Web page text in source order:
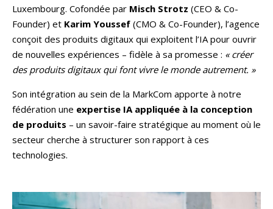
Luxembourg. Cofondée par Misch Strotz (CEO & Co-
Founder) et Karim Youssef (CMO & Co-Founder), l’agence
conçoit des produits digitaux qui exploitent l’IA pour ouvrir
de nouvelles expériences – fidèle à sa promesse : « créer
des produits digitaux qui font vivre le monde autrement. »
Son intégration au sein de la MarkCom apporte à notre
fédération une expertise IA appliquée à la conception
de produits – un savoir-faire stratégique au moment où le
secteur cherche à structurer son rapport à ces
technologies.